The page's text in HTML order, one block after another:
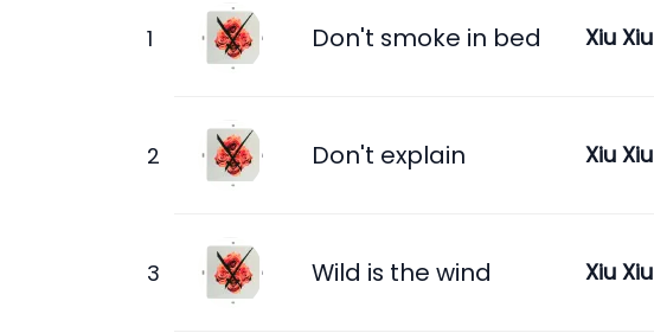
Don't smoke in bed Xiu Xiu
Don't explain Xiu Xiu
Wild is the wind Xiu Xiu